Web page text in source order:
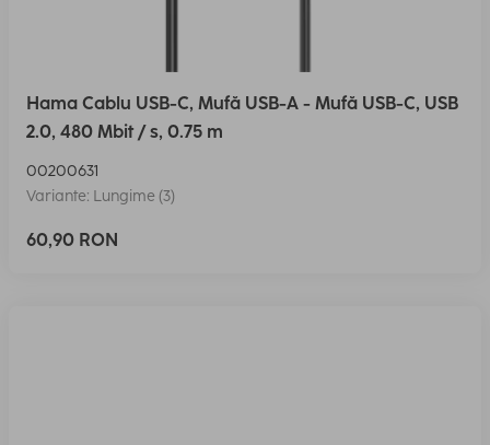
Hama Cablu USB-C, Mufă USB-A - Mufă USB-C, USB
2.0, 480 Mbit / s, 0.75 m
00200631
Variante: Lungime (3)
60,90 RON